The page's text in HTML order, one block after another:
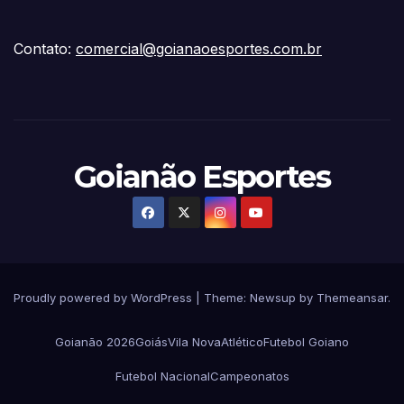
Contato: comercial@goianaoesportes.com.br
Goianão Esportes
Proudly powered by WordPress Theme: Newsup by Themeansar.
Goianão 2026GoiásVila NovaAtléticoFutebol Goiano
Futebol NacionalCampeonatos